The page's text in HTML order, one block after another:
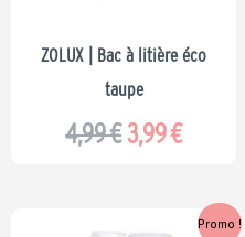
ZOLUX | Bac à litière éco
taupe
4,99€ 3,99€
Promo !
Le
Le